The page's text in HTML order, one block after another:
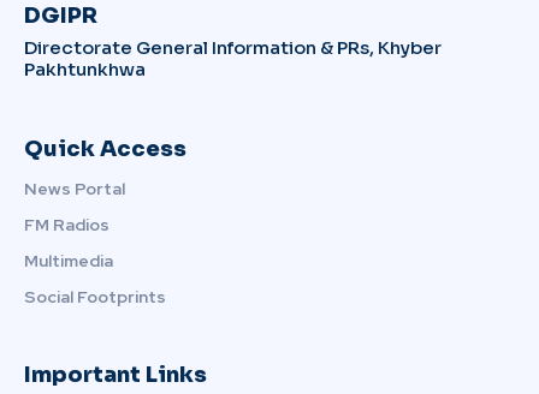
DGIPR
Directorate General Information & PRs, Khyber
Pakhtunkhwa
Quick Access
News Portal
FM Radios
Multimedia
Social Footprints
Important Links